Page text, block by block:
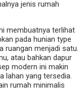
jenis rumah
membuatnya terlihat
pada hunian type
ruangan menjadi satu.
atau bahkan dapur
modern ini makin
lahan yang tersedia.
rumah minimalis